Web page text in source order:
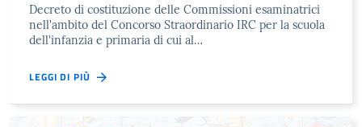
Decreto di costituzione delle Commissioni esaminatrici
nell'ambito del Concorso Straordinario IRC per la scuola
dell'infanzia e primaria di cui al…
LEGGI DI PIÙ